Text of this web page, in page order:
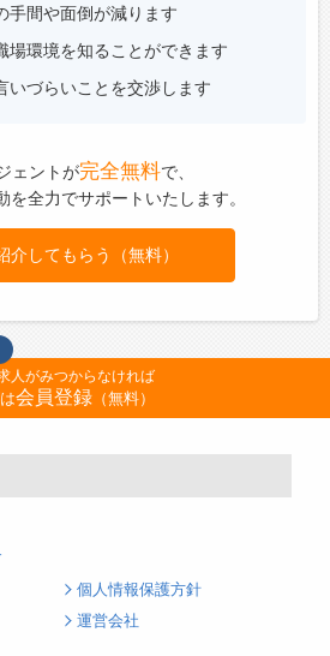
手間や面倒が減ります
場環境を知ることができます
いづらいことを交渉します
ェントが完全無料で、
を全力でサポートいたします。
介してもらう（無料）
人がみつからなければ
会員登録（無料）
個人情報保護方針
運営会社